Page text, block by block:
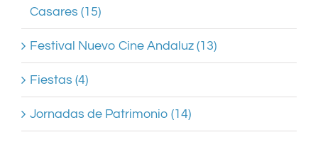
Casares (15)
Festival Nuevo Cine Andaluz (13)
Fiestas (4)
Jornadas de Patrimonio (14)